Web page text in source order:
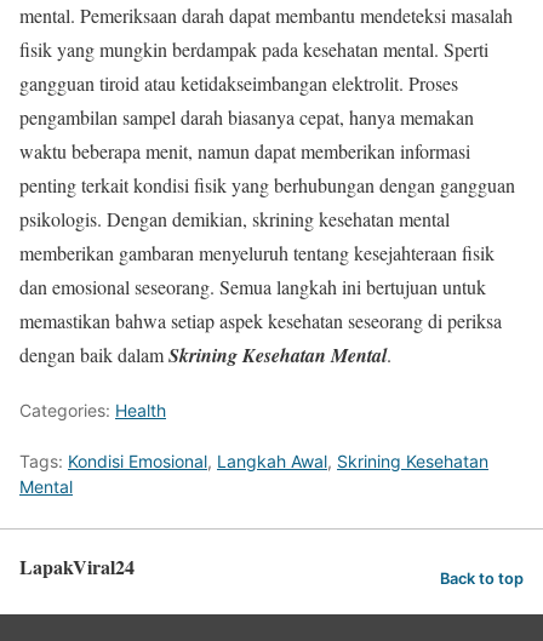
mental. Pemeriksaan darah dapat membantu mendeteksi masalah
fisik yang mungkin berdampak pada kesehatan mental. Sperti
gangguan tiroid atau ketidakseimbangan elektrolit. Proses
pengambilan sampel darah biasanya cepat, hanya memakan
waktu beberapa menit, namun dapat memberikan informasi
penting terkait kondisi fisik yang berhubungan dengan gangguan
psikologis. Dengan demikian, skrining kesehatan mental
memberikan gambaran menyeluruh tentang kesejahteraan fisik
dan emosional seseorang. Semua langkah ini bertujuan untuk
memastikan bahwa setiap aspek kesehatan seseorang di periksa
dengan baik dalamSkrining Kesehatan Mental.
Categories: Health
Tags: Kondisi Emosional, Langkah Awal, Skrining Kesehatan
Mental
LapakViral24 Back to top